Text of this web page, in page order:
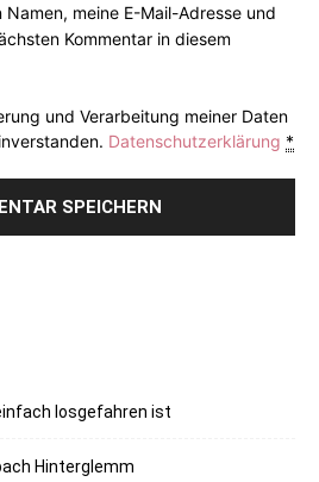
Namen, meine E-Mail-Adresse und
Kommentar in diesem
und Verarbeitung meiner Daten
Datenschutzerklärung *
losgefahren ist
Hinterglemm